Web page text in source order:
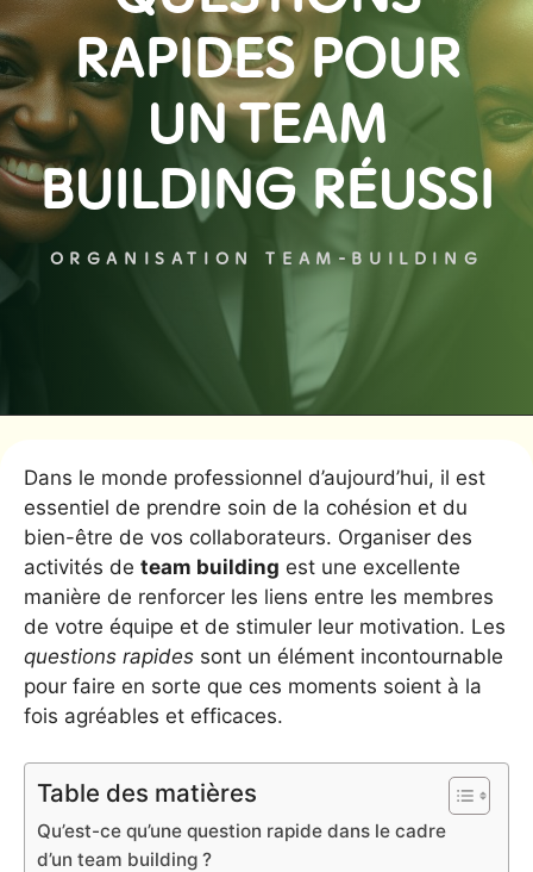
RAPIDES POUR
UN TEAM
BUILDING RÉUSSI
ORGANISATION TEAM-BUILDING
Dans le monde professionnel d’aujourd’hui, il est
essentiel de prendre soin de la cohésion et du
bien-être de vos collaborateurs. Organiser des
activités de team building est une excellente
manière de renforcer les liens entre les membres
de votre équipe et de stimuler leur motivation. Les
questions rapides sont un élément incontournable
pour faire en sorte que ces moments soient à la
fois agréables et efficaces.
Table des matières
Qu’est-ce qu’une question rapide dans le cadre
d’un team building ?